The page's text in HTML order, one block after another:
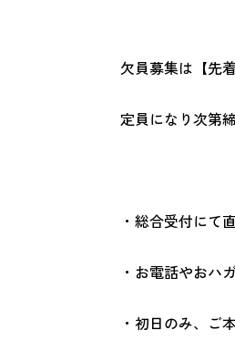
欠員募集は【先
定員になり次第
・総合受付にて
・お電話やおハ
・初日のみ、ご